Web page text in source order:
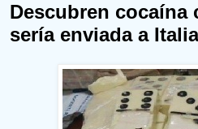
Descubren cocaína
sería enviada a Italia